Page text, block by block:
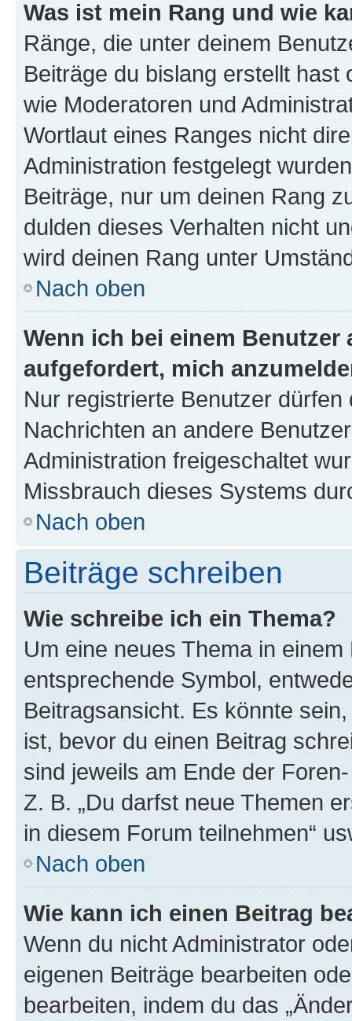
Was ist mein Rang und wie
Ränge, die unter deinem
Beiträge du bislang erstellt
wie Moderatoren und
Wortlaut eines Ranges nicht
Administration festgelegt
Beiträge, nur um deinen Rang
dulden dieses Verhalten nicht
wird deinen Rang unter
Nach oben
Wenn ich bei einem
aufgefordert, mich
Nur registrierte Benutzer
Nachrichten an andere
Administration freigeschaltet
Missbrauch dieses Systems
Nach oben
Beiträge schreiben
Wie schreibe ich ein Thema?
Um eine neues Thema in
entsprechende Symbol,
Beitragsansicht. Es könnte
ist, bevor du einen Beitrag
sind jeweils am Ende der
Z. B. „Du darfst neue Themen
in diesem Forum teilnehmen“
Nach oben
Wie kann ich einen Beitrag
Wenn du nicht Administrator
eigenen Beiträge bearbeiten
bearbeiten, indem du das